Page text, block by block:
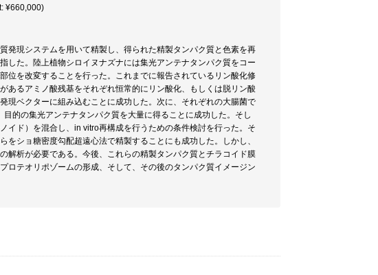
¥660,000)
発現システムを用いて精製し、得られた精製タンパク質と色素を再
した。陸上植物シロイヌナズナには集光アンテナタンパク質をコー
位を改変することを行った。これまでに報告されているリン酸化修
あるアミノ酸残基をそれぞれ恒常的にリン酸化、もしくは脱リン酸
現ベクターに組み込むことに成功した。次に、それぞれの大腸菌で
的の集光アンテナタンパク質を大量に得ることに成功した。そし
イド）を混合し、in vitro再構成を行うための条件検討を行った。そ
ショ糖密度勾配超遠心法で精製することにも成功した。しかし、
解析が必要である。今後、これらの精製タンパク質とチラコイド膜
ロテオリポゾームの形成、そして、その後のタンパク質イメージン